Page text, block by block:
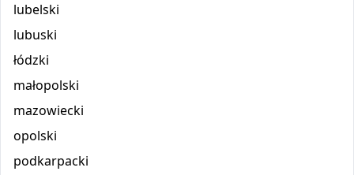
lubelski
lubuski
łódzki
małopolski
mazowiecki
opolski
podkarpacki